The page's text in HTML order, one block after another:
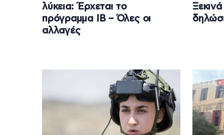
λύκεια: Έρχεται το
πρόγραμμα IB – Όλες οι
αλλαγές